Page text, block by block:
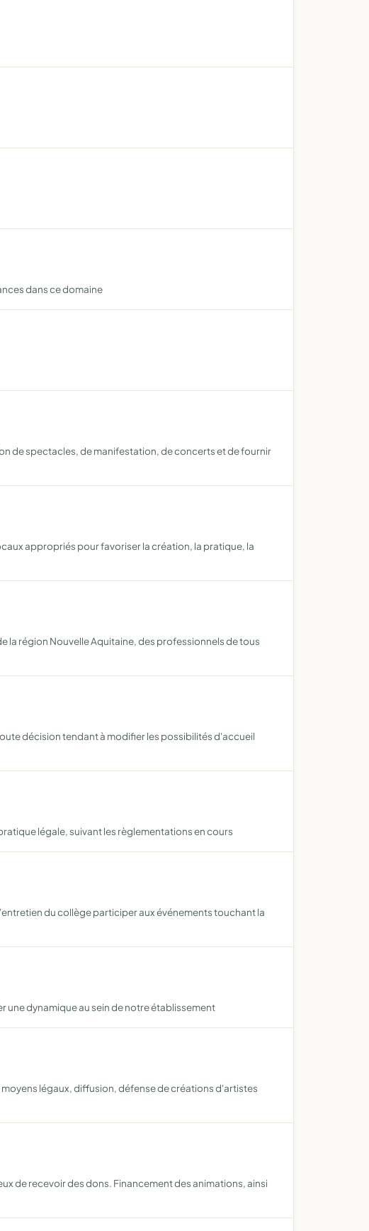
dans ce domaine
de spectacles, de manifestation, de concerts et de fournir
appropriés pour favoriser la création, la pratique, la
la région Nouvelle Aquitaine, des professionnels de tous
décision tendant à modifier les possibilités d'accueil
légale, suivant les règlementations en cours
du collège participer aux événements touchant la
dynamique au sein de notre établissement
légaux, diffusion, défense de créations d'artistes
de recevoir des dons. Financement des animations, ainsi